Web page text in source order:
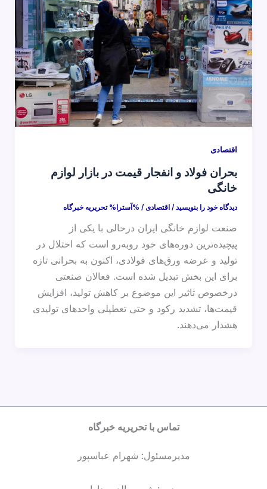
اقتصادی
بحران فولاد و انفجار قیمت در بازار لوازم
خانگی
دیدگاه‌ خود را بنویسید / اقتصادی/ %آسترا% تحریریه خبرگاه
صنعت لوازم خانگی ایران درحالی با یکی از
پیچیده‌ترین دوره‌های خود روبه‌رو است که اختلال در
تولید و عرضه ورق‌های فولادی، اکنون به بحرانی تازه
برای این بخش تبدیل شده است. فعالان صنعتی
درخصوص تاثیر این موضوع بر کاهش تولید، افزایش
قیمت‌ها، تشدید رکود و حتی تعطیلی واحدهای تولیدی
هشدار می‌دهند.
تماس با تحریریه خبرگاه
مدیرمسئول: شهرام عباسپور